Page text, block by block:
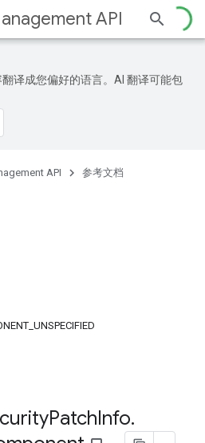
API
译成您偏好的语言。AI 翻译可能包
API 参考文档
PatchInfo.